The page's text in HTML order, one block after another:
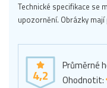
Technické specifikace se
upozornění. Obrázky
4,2
Průměrné
Ohodnotit: